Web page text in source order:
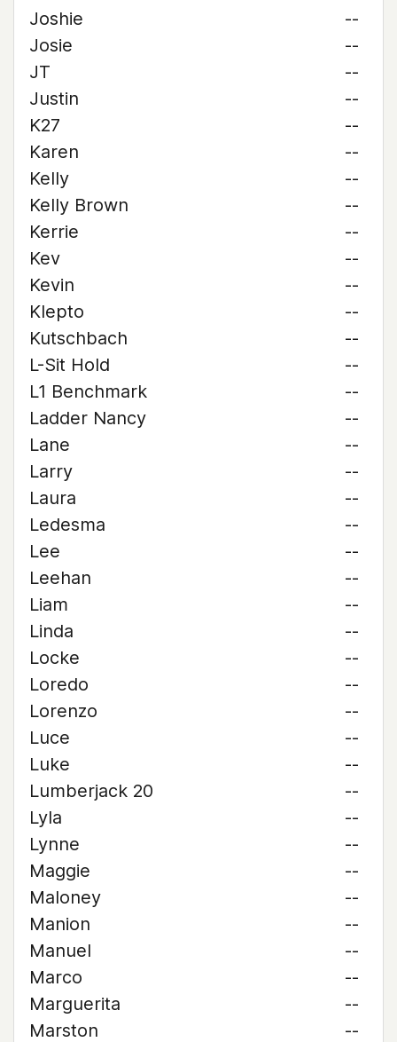
Joshie
--
Josie
--
JT
--
Justin
--
K27
--
Karen
--
Kelly
--
Kelly Brown
--
Kerrie
--
Kev
--
Kevin
--
Klepto
--
Kutschbach
--
L-Sit Hold
--
L1 Benchmark
--
Ladder Nancy
--
Lane
--
Larry
--
Laura
--
Ledesma
--
Lee
--
Leehan
--
Liam
--
Linda
--
Locke
--
Loredo
--
Lorenzo
--
Luce
--
Luke
--
Lumberjack 20
--
Lyla
--
Lynne
--
Maggie
--
Maloney
--
Manion
--
Manuel
--
Marco
--
Marguerita
--
Marston
--